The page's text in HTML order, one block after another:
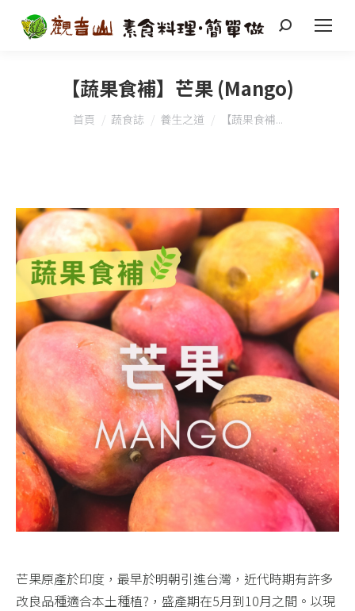
搜
【蔬果食補】芒果 (Mango)
您在這裡：
首頁 蔬食誌 養生之道 【蔬果食補...
芒果原產於印度，最早於明朝引進台灣，近代時期有許多
改良品種適合本土種植?，盛產期在5月到10月之間。以現